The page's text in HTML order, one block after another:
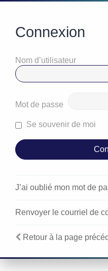
Connexion
Nom d’utilisateur
Mot de passe
Se souvenir de moi
J’ai oublié mon mot de
Renvoyer le courriel de
Retour à la page